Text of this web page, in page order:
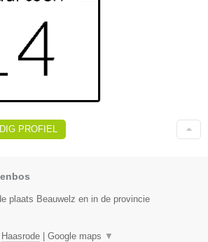
PROFIEL
plaats Beauwelz en in de provincie
Haasrode | Google maps ▼